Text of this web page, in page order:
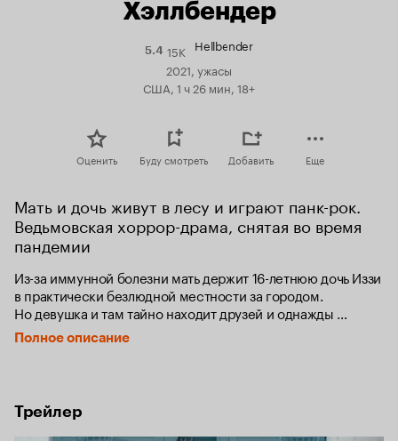
Хэллбендер
5.4Рейтинг
Кинопоиска
15K Hellbender
2021, ужасы
США, 1 ч 26 мин, 18+
Оценить Буду смотреть Добавить Еще
Мать и дочь живут в лесу и играют панк-рок.
Ведьмовская хоррор-драма, снятая во время
пандемии
Из-за иммунной болезни мать держит 16-летнюю дочь Иззи
в практически безлюдной местности за городом.
Но девушка и там тайно находит друзей и однажды
в процессе игры съедает живого червя — после этого
в ней просыпается жестокость и неутолимое чувство
Полное описание
Трейлер